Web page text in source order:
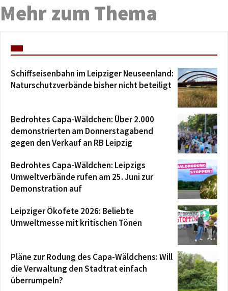
Mehr zum Thema
Schiffseisenbahn im Leipziger Neuseenland:
Naturschutzverbände bisher nicht beteiligt
Bedrohtes Capa-Wäldchen: Über 2.000
demonstrierten am Donnerstagabend
gegen den Verkauf an RB Leipzig
Bedrohtes Capa-Wäldchen: Leipzigs
Umweltverbände rufen am 25. Juni zur
Demonstration auf
Leipziger Ökofete 2026: Beliebte
Umweltmesse mit kritischen Tönen
Pläne zur Rodung des Capa-Wäldchens: Will
die Verwaltung den Stadtrat einfach
überrumpeln?